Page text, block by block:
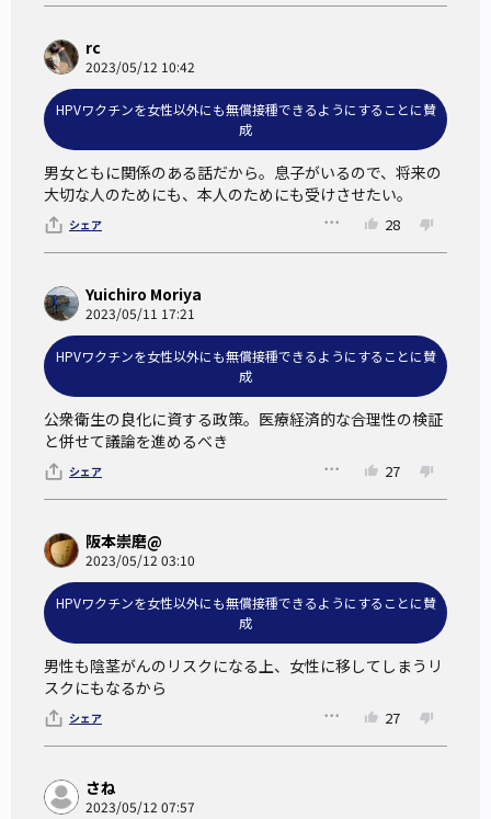
万円~6万円程）ができるようになったのはこの9価ワクチ
ン。
子宮頸がんの発症に起因する15種類のタイプは、高リスク型
HPVと呼ばれており、子宮頸がんのみならず、中咽頭がん、
肛門がん、腟がん、外陰がん、陰茎がんなどの原因にもな
そのため、女性だけでなくすべての人がワクチン接種をする
ことで、HPVを起因とした癌に自らが罹患するリスクを減ら
HPVワクチンの海外での取り組み
海外での事例を見てみると、オーストラリアやカナダ、イギ
リスで男女共に接種率がおよそ80%に達している。
特に興味深い点は、これら3カ国はワクチンの実施方法が医
療機関ではなく学校接種となっている点である。
が80%であるにも関わらず、男女共に接種率は約60%に留ま
っている。
このように見てみると、接種率を高めるという観点からは学
校接種も効果的な手段の一つと言える。
接種率の高いオーストラリアは、接種率も検診の受診率も高
く、2028年には子宮頸がんの撲滅（10万人あたり4人未満）
ができると推測されている。
rc
2023/05/12 10:42
HPVワクチンを女性以外にも無償接種できるようにすることに賛
成
男女ともに関係のある話だから。息子がいるので、将来の
大切な人のためにも、本人のためにも受けさせたい。
シェア 28
Yuichiro Moriya
2023/05/11 17:21
HPVワクチンを女性以外にも無償接種できるようにすることに賛
成
公衆衛生の良化に資する政策。医療経済的な合理性の検証
と併せて議論を進めるべき
シェア 27
阪本崇磨@
2023/05/12 03:10
HPVワクチンを女性以外にも無償接種できるようにすることに賛
成
男性も陰茎がんのリスクになる上、女性に移してしまうリ
スクにもなるから
シェア 27
さね
2023/05/12 07:57